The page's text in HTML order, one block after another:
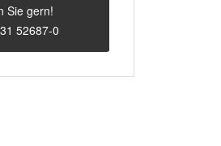
Sie gern!
52687-0